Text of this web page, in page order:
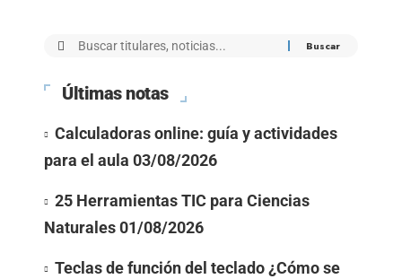
Últimas notas
Calculadoras online: guía y actividades
para el aula 03/08/2026
25 Herramientas TIC para Ciencias
Naturales01/08/2026
Teclas de función del teclado ¿Cómo se